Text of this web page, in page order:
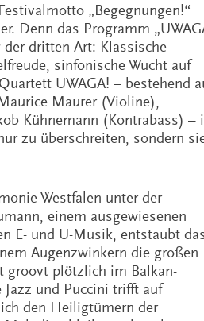
„Begegnungen!“
Denn das Programm
dritten Art: Klassische
sinfonische Wucht auf
UWAGA! – bestehend
Maurer (Violine),
Kühnemann (Kontrabass) –
zu überschreiten, sondern
Westfalen unter der
einem ausgewiesenen
E- und U-Musik, entstaubt
Augenzwinkern die großen
groovt plötzlich im Balkan-
Jazz und Puccini trifft auf
den Heiligtümern der